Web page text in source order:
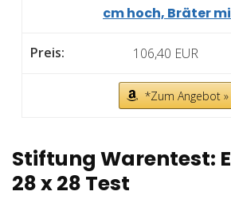
cm hoch, Bräter
106,40 EUR
*Zum Angebot »
Stiftung Warentest:
28 x 28 Test